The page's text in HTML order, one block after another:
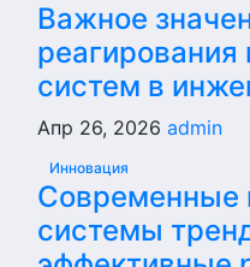
Важное
систем в
Апр 26, 2026 admin
Инновация
Современные
системы